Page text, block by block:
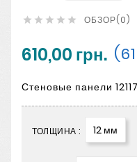
     ОБЗОР(0)
610,00 грн.
Стеновые панели
ТОЛЩИНА : 12 мм